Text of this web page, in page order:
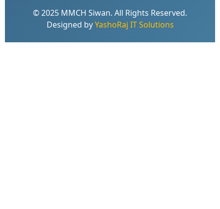
© 2025 MMCH Siwan. All Rights Reserved.
Designed byYashoRaj IT Solutions